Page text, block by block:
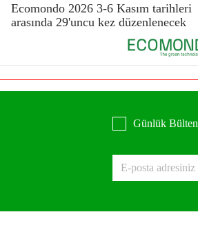
Ecomondo 2026 3-6 Kasım tarihleri
arasında 29'uncu kez düzenlenecek
Günlük Bülten